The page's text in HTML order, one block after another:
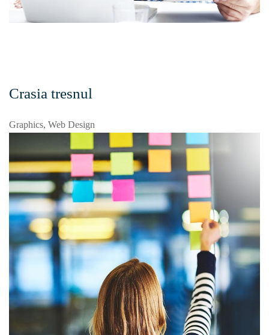
Crasia tresnul
Graphics, Web Design